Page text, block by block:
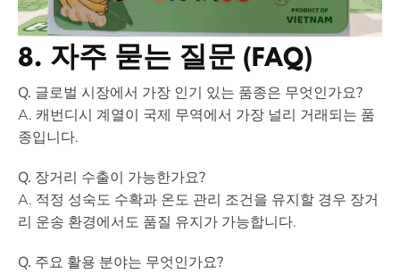
8. 자주 묻는 질문 (FAQ)
Q. 글로벌 시장에서 가장 인기 있는 품종은 무엇인가요?
A. 캐번디시 계열이 국제 무역에서 가장 널리 거래되는 품
종입니다.
Q. 장거리 수출이 가능한가요?
A. 적정 성숙도 수확과 온도 관리 조건을 유지할 경우 장거
리 운송 환경에서도 품질 유지가 가능합니다.
Q. 주요 활용 분야는 무엇인가요?